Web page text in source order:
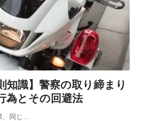
知識】警察の取り締まり
為とその回避法
、同じ…